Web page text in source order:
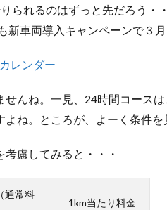
られるのはずっと先だろう・
車両導入キャンペーンで３月
レンダー
んね。一見、24時間コース
ね。ところが、よーく条件を
慮してみると・・・
通常料
1km当たり料金